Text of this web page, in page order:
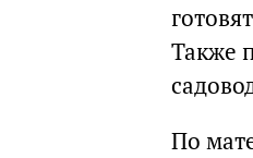
Также
По